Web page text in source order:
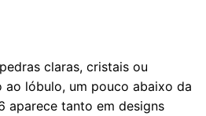
claras, cristais ou
lóbulo, um pouco abaixo da
aparece tanto em designs